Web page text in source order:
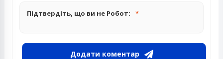
Підтвердіть, що ви не Робот:
Додати коментар